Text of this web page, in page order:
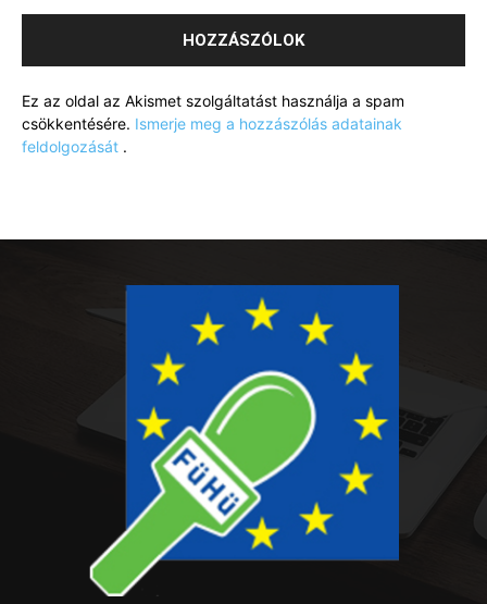
Ez az oldal az Akismet szolgáltatást használja a spam
csökkentésére. Ismerje meg a hozzászólás adatainak
feldolgozását .